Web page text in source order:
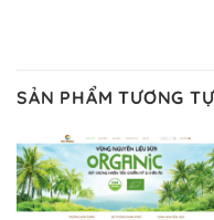
dàng thiết lập vì thực
trang web WordPress
Dễ dàng lựa chọn
– Bảo mật cực tốt
SẢN PHẨM TƯƠNG TỰ